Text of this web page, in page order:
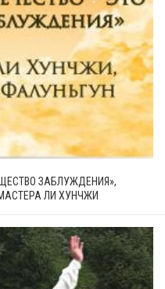
ЗАБЛУЖДЕНИЯ»,
ЛИ ХУНЧЖИ